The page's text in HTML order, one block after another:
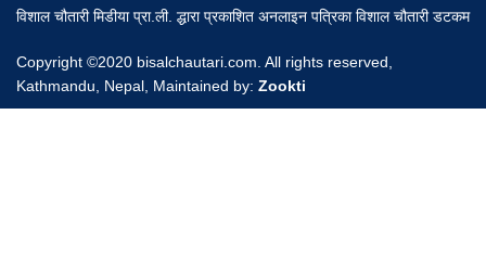
विशाल चौतारी मिडीया प्रा.ली. द्धारा प्रकाशित अनलाइन पत्रिका विशाल चौतारी डटकम
Copyright ©2020 bisalchautari.com. All rights reserved,
Kathmandu, Nepal, Maintained by: Zookti